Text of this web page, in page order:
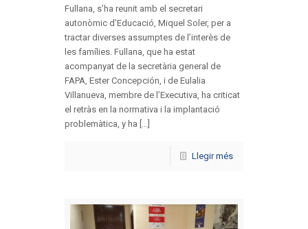
Fullana, s’ha reunit amb el secretari
autonòmic d’Educació, Miquel Soler, per a
tractar diverses assumptes de l’interès de
les famílies. Fullana, que ha estat
acompanyat de la secretària general de
FAPA, Ester Concepción, i de Eulalia
Villanueva, membre de l’Executiva, ha criticat
el retràs en la normativa i la implantació
problemàtica, y ha [...]
Llegir més